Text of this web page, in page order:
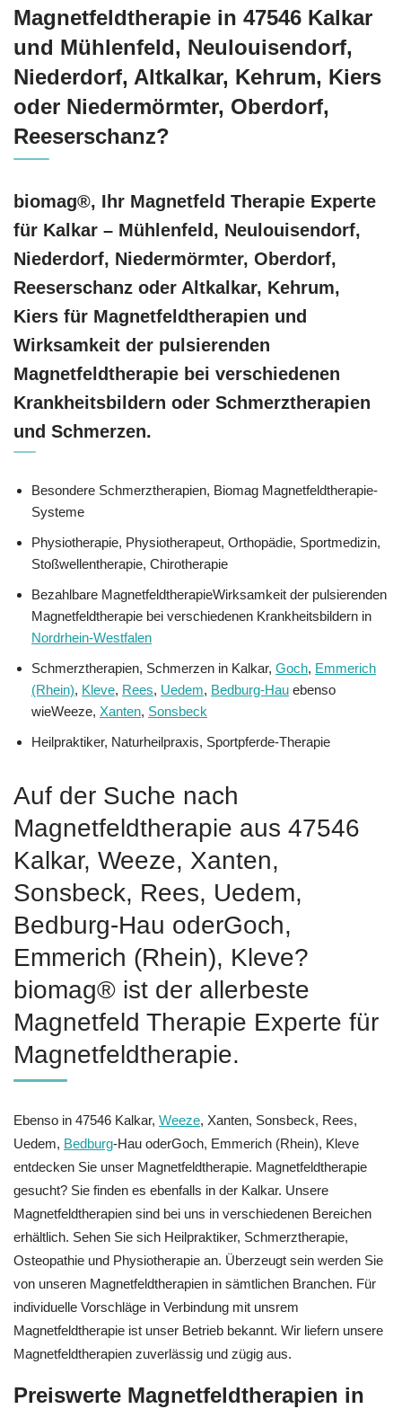
Magnetfeldtherapie in 47546 Kalkar
und Mühlenfeld, Neulouisendorf,
Niederdorf, Altkalkar, Kehrum, Kiers
oder Niedermörmter, Oberdorf,
Reeserschanz?
biomag®, Ihr Magnetfeld Therapie Experte
für Kalkar – Mühlenfeld, Neulouisendorf,
Niederdorf, Niedermörmter, Oberdorf,
Reeserschanz oder Altkalkar, Kehrum,
Kiers für Magnetfeldtherapien und
Wirksamkeit der pulsierenden
Magnetfeldtherapie bei verschiedenen
Krankheitsbildern oder Schmerztherapien
und Schmerzen.
Besondere Schmerztherapien, Biomag Magnetfeldtherapie-
Systeme
Physiotherapie, Physiotherapeut, Orthopädie, Sportmedizin,
Stoßwellentherapie, Chirotherapie
Bezahlbare MagnetfeldtherapieWirksamkeit der pulsierenden
Magnetfeldtherapie bei verschiedenen Krankheitsbildern in
Nordrhein-Westfalen
Schmerztherapien, Schmerzen in Kalkar, Goch, Emmerich
(Rhein), Kleve, Rees, Uedem, Bedburg-Hau ebenso
wieWeeze, Xanten, Sonsbeck
Heilpraktiker, Naturheilpraxis, Sportpferde-Therapie
Auf der Suche nach
Magnetfeldtherapie aus 47546
Kalkar, Weeze, Xanten,
Sonsbeck, Rees, Uedem,
Bedburg-Hau oderGoch,
Emmerich (Rhein), Kleve?
biomag® ist der allerbeste
Magnetfeld Therapie Experte für
Magnetfeldtherapie.
Ebenso in 47546 Kalkar, Weeze, Xanten, Sonsbeck, Rees,
Uedem, Bedburg-Hau oderGoch, Emmerich (Rhein), Kleve
entdecken Sie unser Magnetfeldtherapie. Magnetfeldtherapie
gesucht? Sie finden es ebenfalls in der Kalkar. Unsere
Magnetfeldtherapien sind bei uns in verschiedenen Bereichen
erhältlich. Sehen Sie sich Heilpraktiker, Schmerztherapie,
Osteopathie und Physiotherapie an. Überzeugt sein werden Sie
von unseren Magnetfeldtherapien in sämtlichen Branchen. Für
individuelle Vorschläge in Verbindung mit unsrem
Magnetfeldtherapie ist unser Betrieb bekannt. Wir liefern unsere
Magnetfeldtherapien zuverlässig und zügig aus.
Preiswerte Magnetfeldtherapien in